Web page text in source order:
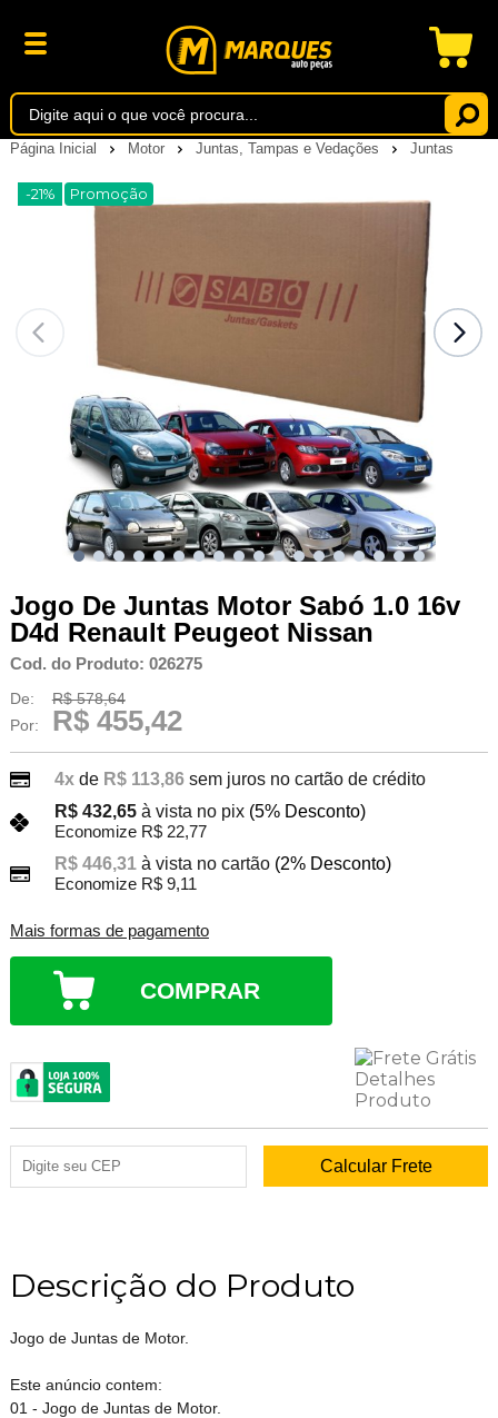
Página Inicial Motor Juntas, Tampas e Vedações Juntas
-21% Promoção
Jogo De Juntas Motor Sabó 1.0 16v
D4d Renault Peugeot Nissan
Cod. do Produto: 026275
De:
R$ 578,64
Por:
R$ 455,42
4xde R$ 113,86 sem juros no cartão de crédito
R$ 432,65 à vista no pix (5% Desconto)
Economize R$ 22,77
R$ 446,31 à vista no cartão (2% Desconto)
Economize R$ 9,11
Mais formas de pagamento
COMPRAR
Descrição do Produto
Jogo de Juntas de Motor.
Este anúncio contem:
01 - Jogo de Juntas de Motor.